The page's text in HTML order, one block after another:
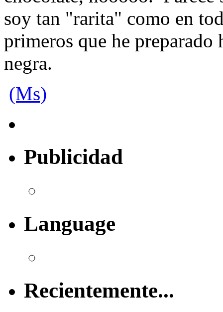
soy tan "rarita" como en
primeros que he preparado
negra.
(Ms)
Publicidad
Language
Recientemente...